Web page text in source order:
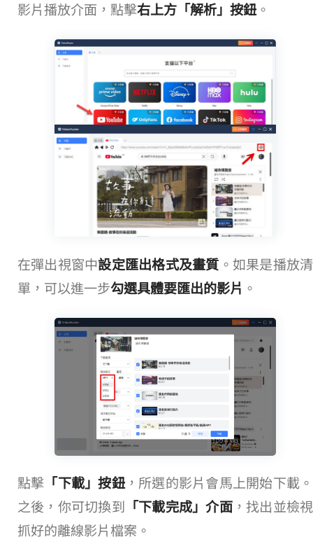
影片播放介面，點擊右上方「解析」按鈕。
在彈出視窗中設定匯出格式及畫質 。如果是播放清
單，可以進一步勾選具體要匯出的影片 。
點擊 「下載」按鈕，所選的影片會馬上開始下載。
之後，你可切換到
「下載完成」介面，找出並檢視
抓好的離線影片檔案。